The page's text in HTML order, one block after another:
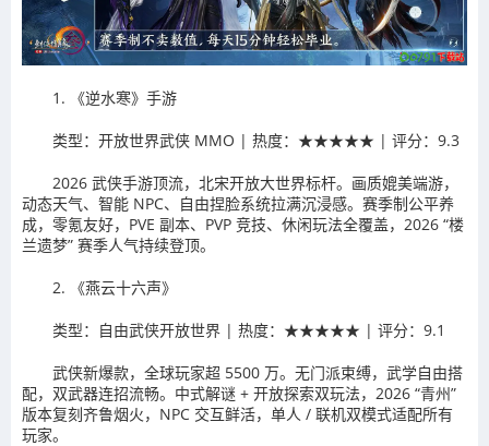
1. 《逆水寒》手游
类型：开放世界武侠 MMO | 热度：★★★★★ | 评分：9.3
2026 武侠手游顶流，北宋开放大世界标杆。画质媲美端游，
动态天气、智能 NPC、自由捏脸系统拉满沉浸感。赛季制公平养
成，零氪友好，PVE 副本、PVP 竞技、休闲玩法全覆盖，2026 “楼
兰遗梦” 赛季人气持续登顶。
2. 《燕云十六声》
类型：自由武侠开放世界 | 热度：★★★★★ | 评分：9.1
武侠新爆款，全球玩家超 5500 万。无门派束缚，武学自由搭
配，双武器连招流畅。中式解谜 + 开放探索双玩法，2026 “青州”
版本复刻齐鲁烟火，NPC 交互鲜活，单人 / 联机双模式适配所有
玩家。